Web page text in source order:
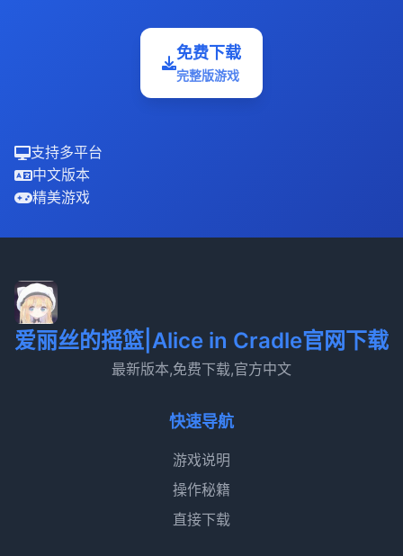
免费下载
完整版游戏
支持多平台
中文版本
精美游戏
爱丽丝的摇篮|Alice in Cradle官网下载
最新版本,免费下载,官方中文
快速导航
游戏说明
操作秘籍
直接下载